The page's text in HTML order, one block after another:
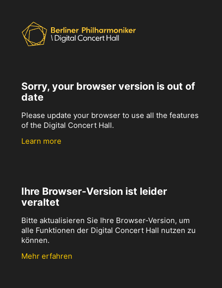
Sorry, your browser version is out of
date
Please update your browser to use all the features
of the Digital Concert Hall.
Learn more
Ihre Browser-Version ist leider
veraltet
Bitte aktualisieren Sie Ihre Browser-Version, um
alle Funktionen der Digital Concert Hall nutzen zu
können.
Mehr erfahren